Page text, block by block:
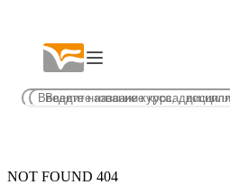
NOT FOUND 404